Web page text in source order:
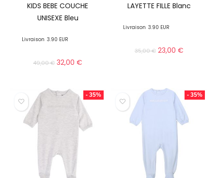
KIDS BEBE COUCHE
UNISEXE Bleu
Livraison 3.90 EUR
49,00€ 32,00€
LAYETTE FILLE Blanc
Livraison 3.90 EUR
35,00€ 23,00 €
- 35% - 35%